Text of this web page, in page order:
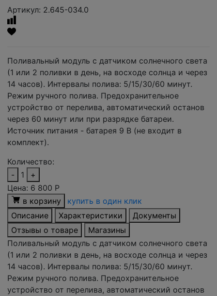
Артикул: 2.645-034.0
Поливальный модуль с датчиком солнечного света
(1 или 2 поливки в день, на восходе солнца и через
14 часов). Интервалы полива: 5/15/30/60 минут.
Режим ручного полива. Предохранительное
устройство от перелива, автоматический останов
через 60 минут или при разрядке батареи.
Источник питания - батарея 9 В (не входит в
комплект).
Количество:
-
1
+
Цена: 6 800 Р
в корзину
купить в один клик
Описание
Характеристики
Документы
Отзывы о товаре
Магазины
Поливальный модуль с датчиком солнечного света
(1 или 2 поливки в день, на восходе солнца и через
14 часов). Интервалы полива: 5/15/30/60 минут.
Режим ручного полива. Предохранительное
устройство от перелива, автоматический останов